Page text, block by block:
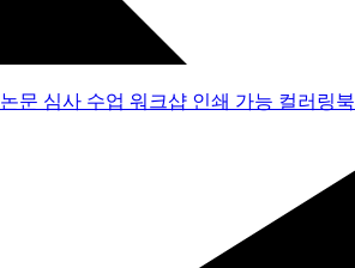
논문 심사 수업 워크샵 인쇄 가능 컬러링북